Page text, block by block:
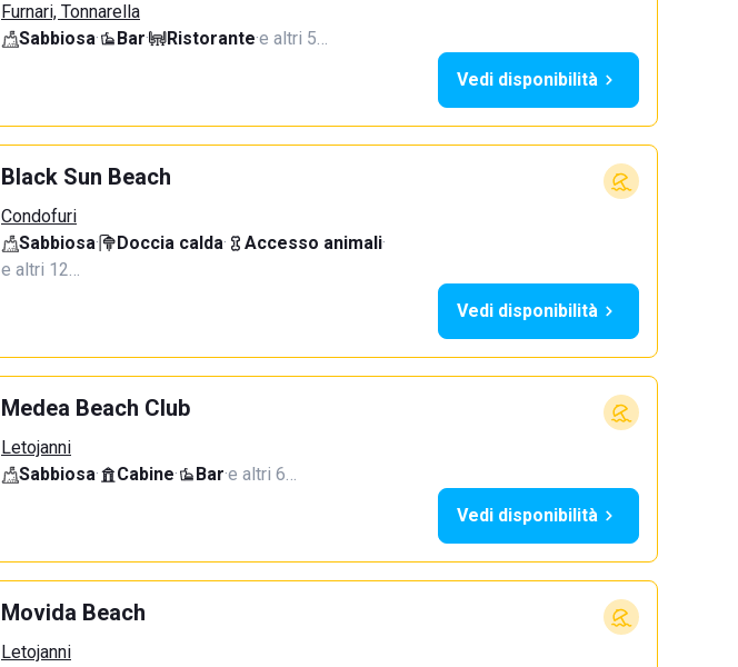
Furnari, Tonnarella
Sabbiosa· Bar· Ristorante·e altri 5…
Vedi disponibilità
Black Sun Beach
Condofuri
Sabbiosa· Doccia calda· Accesso animali·
e altri 12…
Vedi disponibilità
Medea Beach Club
Letojanni
Sabbiosa· Cabine· Bar·e altri 6…
Vedi disponibilità
Movida Beach
Letojanni